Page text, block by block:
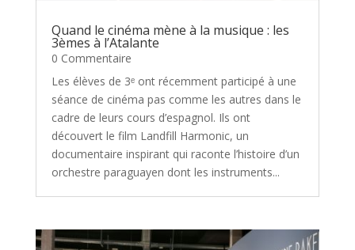
Quand le cinéma mène à la musique : les
3èmes à l’Atalante
0 Commentaire
Les élèves de 3ᵉ ont récemment participé à une
séance de cinéma pas comme les autres dans le
cadre de leurs cours d’espagnol. Ils ont
découvert le film Landfill Harmonic, un
documentaire inspirant qui raconte l’histoire d’un
orchestre paraguayen dont les instruments...